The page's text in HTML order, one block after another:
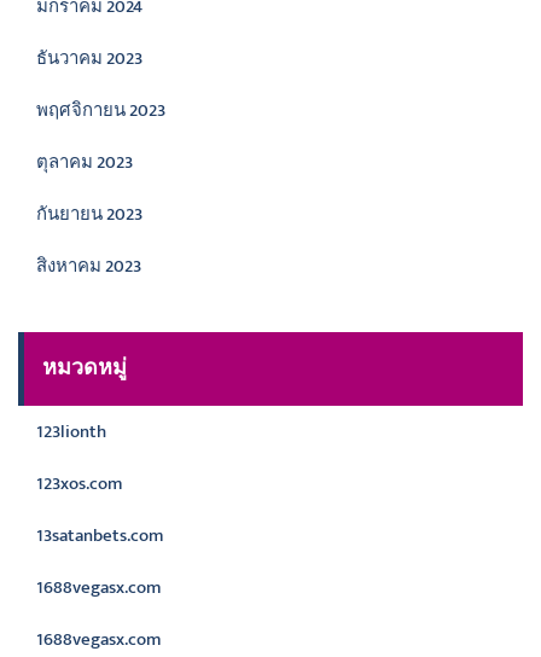
มกราคม 2024
ธันวาคม 2023
พฤศจิกายน 2023
ตุลาคม 2023
กันยายน 2023
สิงหาคม 2023
หมวดหมู่
123lionth
123xos.com
13satanbets.com
1688vegasx.com
1688vegasx.com